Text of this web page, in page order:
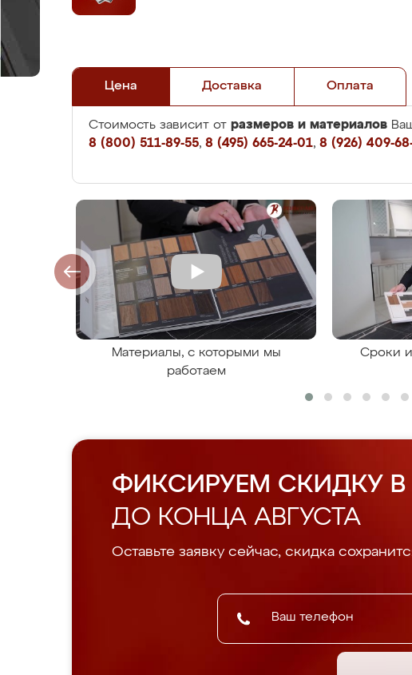
Цена Доставка Оплата
Стоимость зависит от размеров и материалов
8 (800) 511-89-55, 8 (495) 665-24-01, 8 (926) 409-
Материалы, с которыми мы
работаем
Сроки
ФИКСИРУЕМ СКИДКУ В
ДО КОНЦА АВГУСТА
Оставьте заявку сейчас, скидка